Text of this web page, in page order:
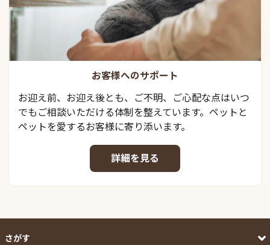
お客様へのサポート
お迎え前、お迎え後とも、ご不明、ご心配な点はいつ
でもご相談いただける体制を整えています。ペットと
ペットを愛するお客様に寄り添います。
詳細を見る
さがす